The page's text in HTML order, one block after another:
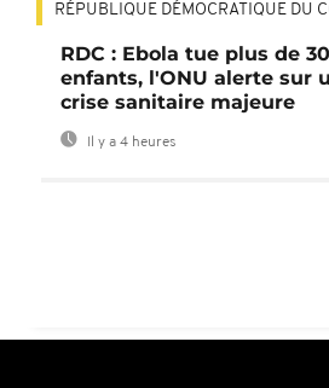
RÉPUBLIQUE DÉMOCRATIQUE DU
RDC : Ebola tue plus de
enfants, l'ONU alerte sur
crise sanitaire majeure
Il y a 4 heures